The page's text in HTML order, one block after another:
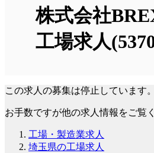
株式会社
工場求人
この求人の募集は停止しています。
お手数ですが他の求人情報をご覧
工場・製造業求人
埼玉県の工場求人